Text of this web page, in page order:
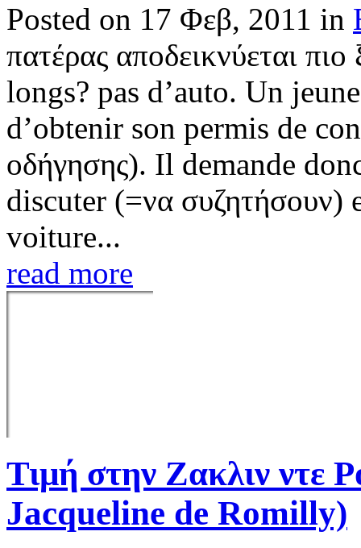
Posted on 17 Φεβ, 2011 in
πατέρας αποδεικνύεται
longs? pas d’auto. Un
d’obtenir son permis de
οδήγησης). Il demande
discuter (=να συζητήσουν)
voiture...
read more
Τιμή στην Ζακλιν ντε
Jacqueline de Romilly)